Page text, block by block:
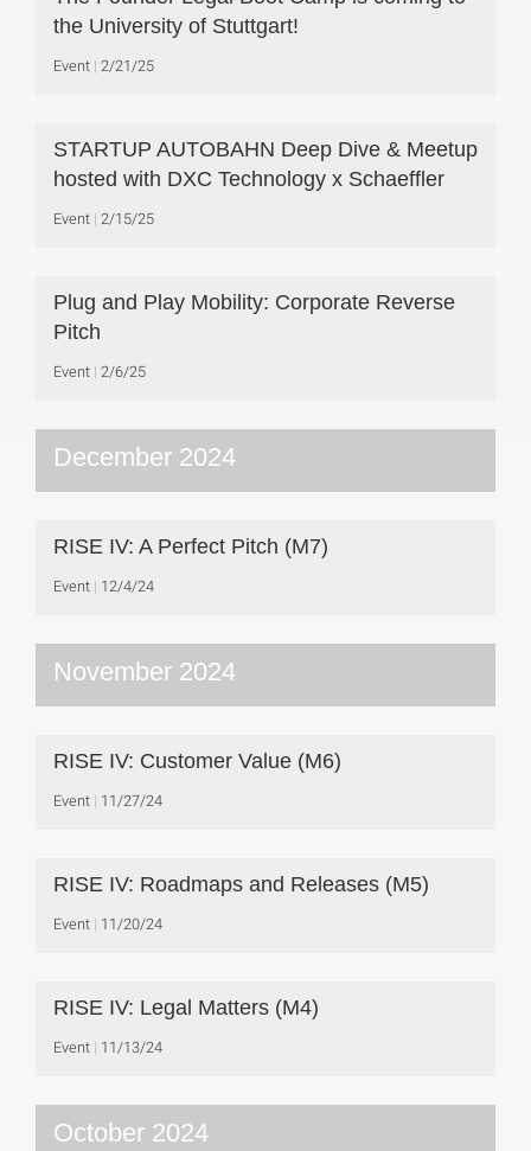
the University of Stuttgart!
Event 2/21/25
STARTUP AUTOBAHN Deep Dive & Meetup
hosted with DXC Technology x Schaeffler
Event 2/15/25
Plug and Play Mobility: Corporate Reverse
Pitch
Event 2/6/25
December 2024
RISE IV: A Perfect Pitch (M7)
Event 12/4/24
November 2024
RISE IV: Customer Value (M6)
Event 11/27/24
RISE IV: Roadmaps and Releases (M5)
Event 11/20/24
RISE IV: Legal Matters (M4)
Event 11/13/24
October 2024